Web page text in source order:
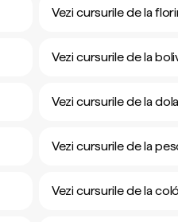
Vezi cursurile de la
Vezi cursurile de la
Vezi cursurile de la
Vezi cursurile de la
Vezi cursurile de la